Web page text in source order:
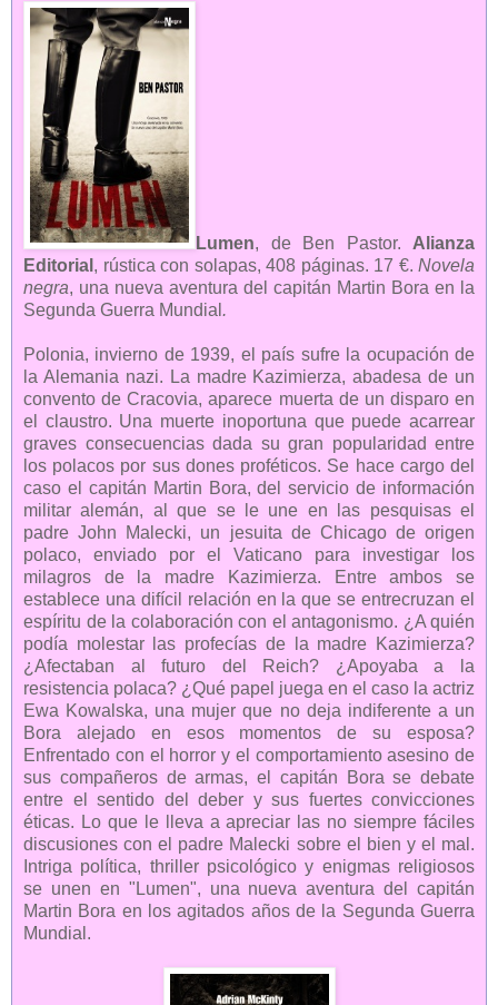
Lumen, de Ben Pastor.
Alianza
Editorial , rústica con solapas, 408 páginas. 17 €. Novela
negra, una nueva aventura del capitán Martin Bora en la
Segunda Guerra Mundial .
Polonia, invierno de 1939, el país sufre la ocupación de
la Alemania nazi. La madre Kazimierza, abadesa de un
convento de Cracovia, aparece muerta de un disparo en
el claustro. Una muerte inoportuna que puede acarrear
graves consecuencias dada su gran popularidad entre
los polacos por sus dones proféticos. Se hace cargo del
caso el capitán Martin Bora, del servicio de información
militar alemán, al que se le une en las pesquisas el
padre John Malecki, un jesuita de Chicago de origen
polaco, enviado por el Vaticano para investigar los
milagros de la madre Kazimierza. Entre ambos se
establece una difícil relación en la que se entrecruzan el
espíritu de la colaboración con el antagonismo. ¿A quién
podía molestar las profecías de la madre Kazimierza?
¿Afectaban al futuro del Reich? ¿Apoyaba a la
resistencia polaca? ¿Qué papel juega en el caso la actriz
Ewa Kowalska, una mujer que no deja indiferente a un
Bora alejado en esos momentos de su esposa?
Enfrentado con el horror y el comportamiento asesino de
sus compañeros de armas, el capitán Bora se debate
entre el sentido del deber y sus fuertes convicciones
éticas. Lo que le lleva a apreciar las no siempre fáciles
discusiones con el padre Malecki sobre el bien y el mal.
Intriga política, thriller psicológico y enigmas religiosos
se unen en "Lumen", una nueva aventura del capitán
Martin Bora en los agitados años de la Segunda Guerra
Mundial.